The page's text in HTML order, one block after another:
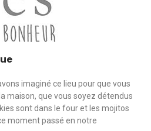
imaginé ce lieu pour que vous
maison, que vous soyez détendus
sont dans le four et les mojitos
moment passé en notre